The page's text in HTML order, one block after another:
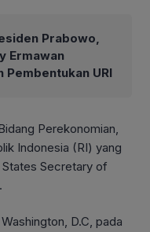
Prabowo,
Ermawan
Pembentukan URI
Perekonomian,
Indonesia (RI) yang
Secretary of
D.C, pada